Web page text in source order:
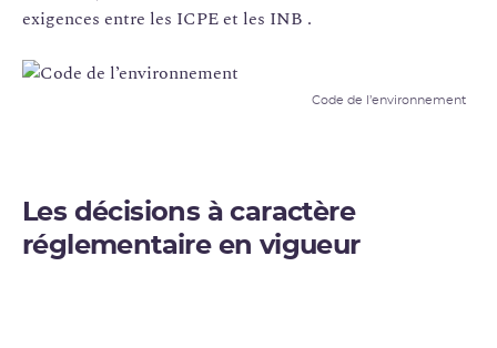
exigences entre les ICPE et les INB .
Code de l’environnement
Les décisions à caractère
réglementaire en vigueur